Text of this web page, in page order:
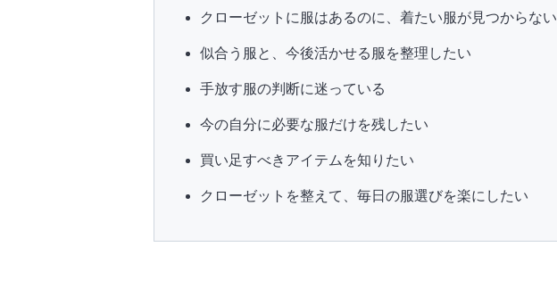
クローゼットに服はあるのに、着たい服が見つからない
似合う服と、今後活かせる服を整理したい
手放す服の判断に迷っている
今の自分に必要な服だけを残したい
買い足すべきアイテムを知りたい
クローゼットを整えて、毎日の服選びを楽にしたい